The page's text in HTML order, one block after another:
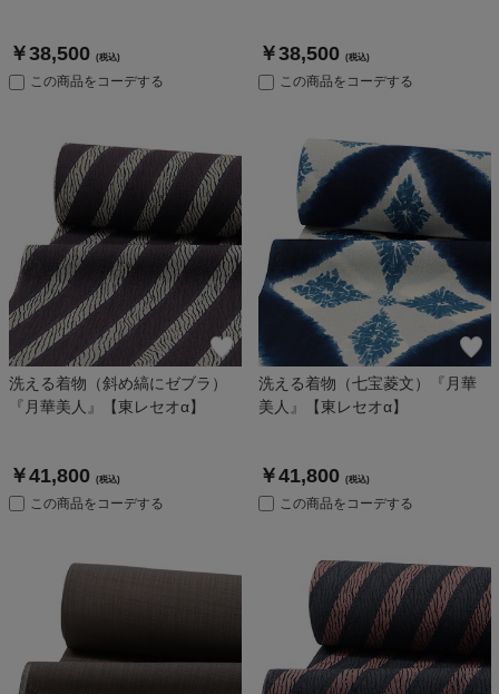
￥38,500 (税込)
この商品をコーデする
￥38,500 (税込)
この商品をコーデする
洗える着物（斜め縞にゼブラ）
『月華美人』【東レセオα】
￥41,800 (税込)
この商品をコーデする
洗える着物（七宝菱文）『月華
美人』【東レセオα】
￥41,800 (税込)
この商品をコーデする